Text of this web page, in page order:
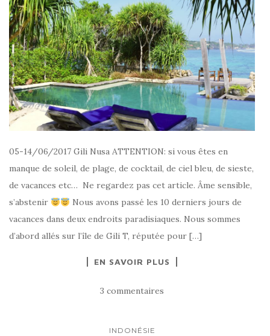
05-14/06/2017 Gili Nusa ATTENTION: si vous êtes en
manque de soleil, de plage, de cocktail, de ciel bleu, de sieste,
de vacances etc… Ne regardez pas cet article. Âme sensible,
s’abstenir
Nous avons passé les 10 derniers jours de
vacances dans deux endroits paradisiaques. Nous sommes
d’abord allés sur l’île de Gili T, réputée pour […]
EN SAVOIR PLUS
3 commentaires
INDONÉSIE